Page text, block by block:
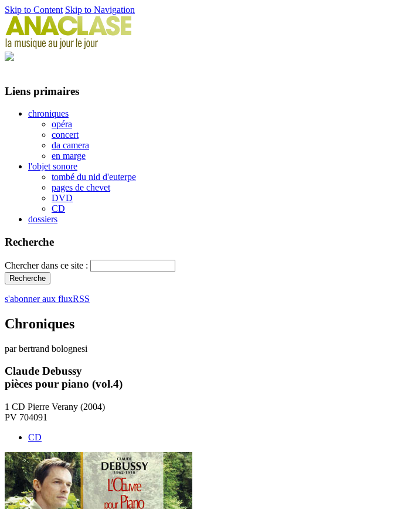
Skip to Content Skip to Navigation
Liens primaires
chroniques
opéra
concert
da camera
en marge
l'objet sonore
tombé du nid d'euterpe
pages de chevet
DVD
CD
dossiers
Recherche
Chercher dans ce site :
s'abonner aux fluxRSS
Chroniques
par bertrand bolognesi
Claude Debussy
pièces pour piano (vol.4)
1 CD Pierre Verany (2004)
PV 704091
CD